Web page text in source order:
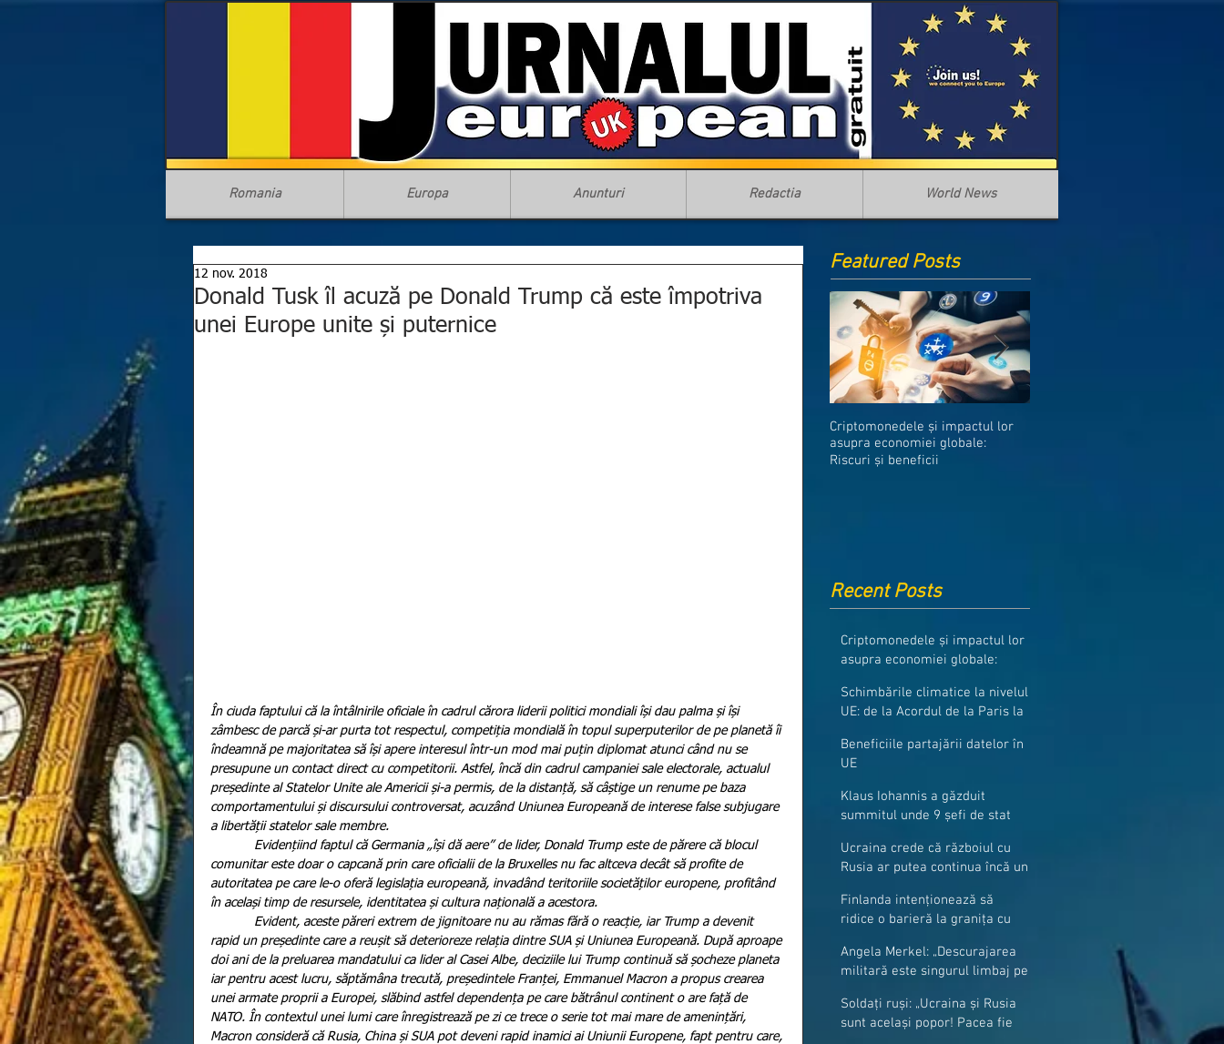
Romania Europa Anunturi Redactia World News
Donald Tusk îl acuză pe Donald Trump că este împotriva
unei Europe unite și puternice
12 nov. 2018
În ciuda faptului că la întâlnirile oficiale în cadrul cărora liderii politici mondiali își dau palma și își
zâmbesc de parcă și-ar purta tot respectul, competiția mondială în topul superputerilor de pe planetă îi
îndeamnă pe majoritatea să își apere interesul într-un mod mai puțin diplomat atunci când nu se
presupune un contact direct cu competitorii. Astfel, încă din cadrul campaniei sale electorale, actualul
președinte al Statelor Unite ale Americii și-a permis, de la distanță, să câștige un renume pe baza
comportamentului și discursului controversat, acuzând Uniunea Europeană de interese false subjugare
a libertății statelor sale membre.
comunitar este doar o capcană prin care oficialii de la Bruxelles nu fac altceva decât să profite de
autoritatea pe care le-o oferă legislația europeană, invadând teritoriile societăților europene, profitând
în același timp de resursele, identitatea și cultura națională a acestora.
rapid un președinte care a reușit să deterioreze relația dintre SUA și Uniunea Europeană. După aproape
doi ani de la preluarea mandatului ca lider al Casei Albe, deciziile lui Trump continuă să șocheze planeta
iar pentru acest lucru, săptămâna trecută, președintele Franței, Emmanuel Macron a propus crearea
unei armate proprii a Europei, slăbind astfel dependența pe care bătrânul continent o are față de
NATO. În contextul unei lumi care înregistrează pe zi ce trece o serie tot mai mare de amenințări,
Macron consideră că Rusia, China și SUA pot deveni rapid inamici ai Uniunii Europene, fapt pentru care,
Featured Posts
Criptomonedele și impactul lor
asupra economiei globale:
Riscuri și beneficii
Recent Posts
Criptomonedele și impactul lor
asupra economiei globale:
Schimbările climatice la nivelul
UE: de la Acordul de la Paris la
Beneficiile partajării datelor în
UE
Klaus Iohannis a găzduit
summitul unde 9 șefi de stat
granițe
Ucraina crede că războiul cu
Rusia ar putea continua încă un
Finlanda intenționează să
ridice o barieră la granița cu
Angela Merkel: „Descurajarea
militară este singurul limbaj pe
Soldați ruși: „Ucraina și Rusia
sunt același popor! Pacea fie